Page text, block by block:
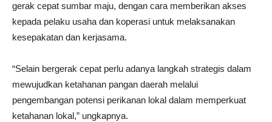
gerak cepat sumbar maju, dengan cara memberikan akses
kepada pelaku usaha dan koperasi untuk melaksanakan
kesepakatan dan kerjasama.
“Selain bergerak cepat perlu adanya langkah strategis dalam
mewujudkan ketahanan pangan daerah melalui
pengembangan potensi perikanan lokal dalam memperkuat
ketahanan lokal,” ungkapnya.